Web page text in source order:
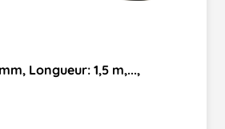
Longueur: 1,5 m,...,